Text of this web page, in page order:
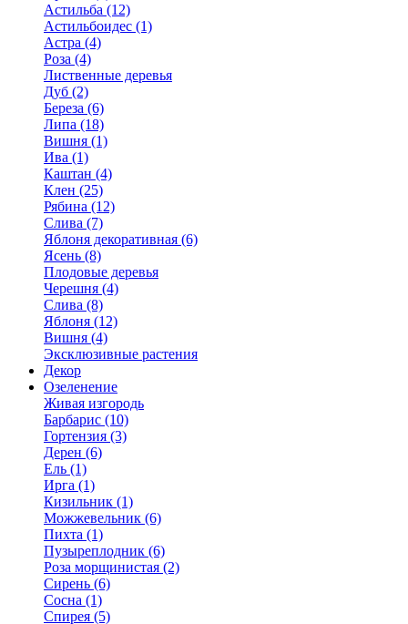
Астильба (12)
Астильбоидес (1)
Астра (4)
Роза (4)
Лиственные деревья
Дуб (2)
Береза (6)
Липа (18)
Вишня (1)
Ива (1)
Каштан (4)
Клен (25)
Рябина (12)
Слива (7)
Яблоня декоративная (6)
Ясень (8)
Плодовые деревья
Черешня (4)
Слива (8)
Яблоня (12)
Вишня (4)
Эксклюзивные растения
Декор
Озеленение
Живая изгородь
Барбарис (10)
Гортензия (3)
Дерен (6)
Ель (1)
Ирга (1)
Кизильник (1)
Можжевельник (6)
Пихта (1)
Пузыреплодник (6)
Роза морщинистая (2)
Сирень (6)
Сосна (1)
Спирея (5)